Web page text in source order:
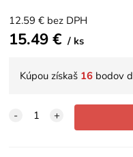
12.59 € bez DPH
15.49€ ks
Kúpou získaš 16 bodov